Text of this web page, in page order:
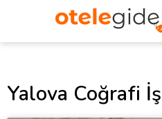
Yalova Coğrafi